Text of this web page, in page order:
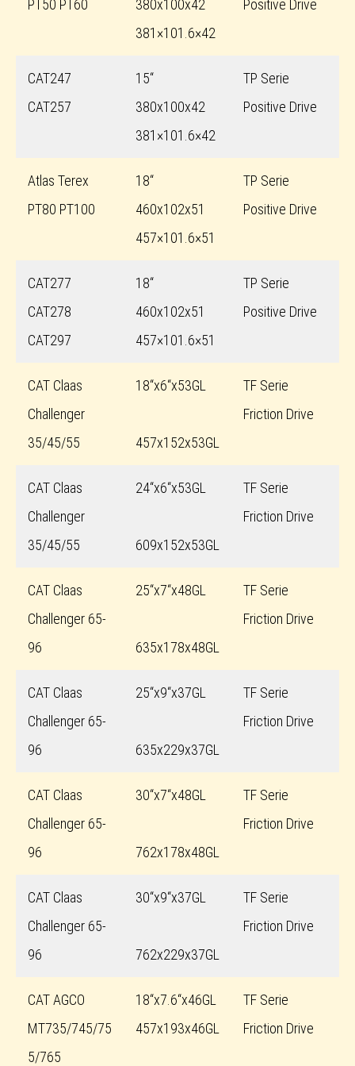
PT50 PT60
380x100x42
381×101.6×42
Positive Drive
CAT247
CAT257
15“
380x100x42
381×101.6×42
TP Serie
Positive Drive
Atlas Terex
PT80 PT100
18“
460x102x51
457×101.6×51
TP Serie
Positive Drive
CAT277
CAT278
CAT297
18“
460x102x51
457×101.6×51
TP Serie
Positive Drive
CAT Claas
Challenger
35/45/55
18“x6“x53GL
457x152x53GL
TF Serie
Friction Drive
CAT Claas
Challenger
35/45/55
24“x6“x53GL
609x152x53GL
TF Serie
Friction Drive
CAT Claas
Challenger 65-
96
25“x7“x48GL
635x178x48GL
TF Serie
Friction Drive
CAT Claas
Challenger 65-
96
25“x9“x37GL
635x229x37GL
TF Serie
Friction Drive
CAT Claas
Challenger 65-
96
30“x7“x48GL
762x178x48GL
TF Serie
Friction Drive
CAT Claas
Challenger 65-
96
30“x9“x37GL
762x229x37GL
TF Serie
Friction Drive
CAT AGCO
MT735/745/75
5/765
18“x7.6“x46GL
457x193x46GL
TF Serie
Friction Drive